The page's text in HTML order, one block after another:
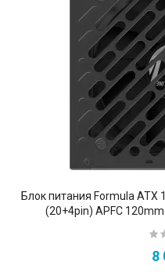
Блок питания Formula ATX
(20+4pin) APFC
8